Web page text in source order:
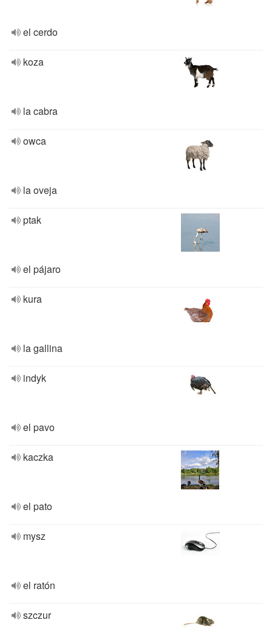
el cerdo
koza
la cabra
owca
la oveja
ptak
el pájaro
kura
la gallina
indyk
el pavo
kaczka
el pato
mysz
el ratón
szczur